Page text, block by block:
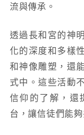
流與傳承。
透過長和宮的神
化的深度和多樣
和神像雕塑，還
式中。這些活動
信仰的了解，還
台，讓信徒們能